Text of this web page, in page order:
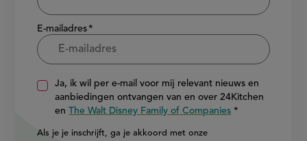
E-mailadres
Ja, ik wil per e-mail voor mij relevant nieuws en
aanbiedingen ontvangen van en over 24Kitchen
enThe Walt Disney Family of Companies
Als je je inschrijft, ga je akkoord met onze